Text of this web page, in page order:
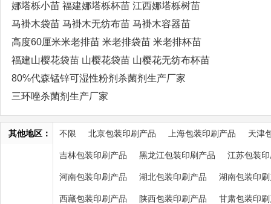
娜塔栎小苗 福建娜塔栎杯苗 江西娜塔栎树苗
马褂木袋苗 马褂木无纺布苗 马褂木容器苗
高度60厘米米老排苗 米老排袋苗 米老排杯苗
福建山樱花袋苗 山樱花袋苗 山樱花无纺布杯苗
80%代森锰锌可湿性粉剂杀菌剂生产厂家
三环唑杀菌剂生产厂家
其他地区： 不限 北京包装印刷产品 上海包装印刷产品 天津
吉林包装印刷产品 黑龙江包装印刷产品 江苏包装
河南包装印刷产品 湖北包装印刷产品 湖南包装印
西藏包装印刷产品 陕西包装印刷产品 甘肃包装印